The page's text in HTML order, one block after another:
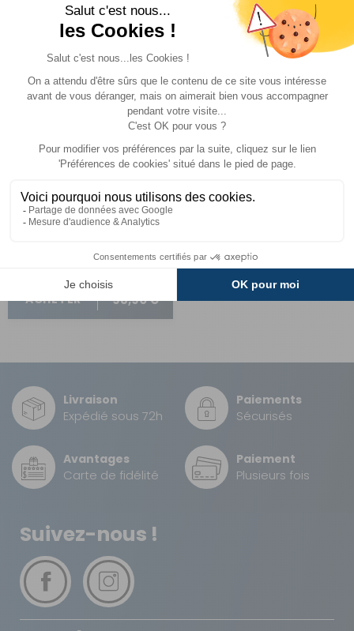
Machine à expresso
portable Nanopresso
Comparer
Réf : 086184 EN STOCK
ACHETER 98,90 €
Livraison
Expédié sous 72h
Paiements
Sécurisés
Avantages
Carte de fidélité
Paiement
Plusieurs fois
Suivez-nous !